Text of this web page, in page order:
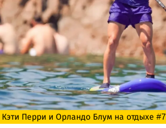
Кэти Перри и Орландо Блум на отдыхе #7